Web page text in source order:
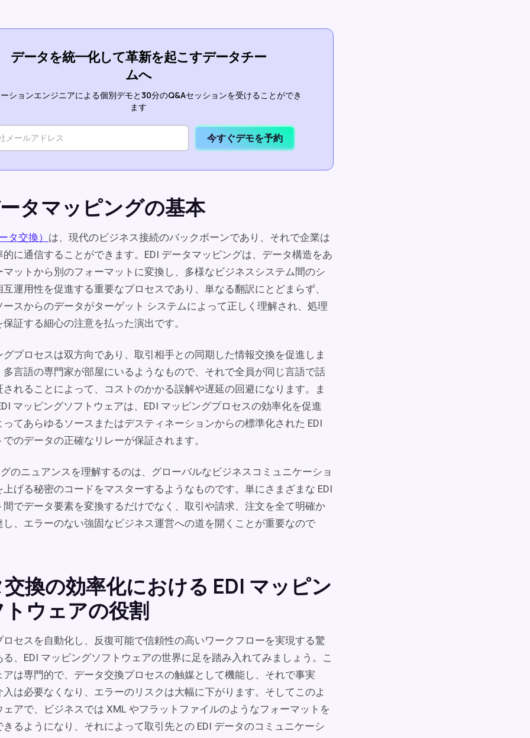
データを統一化して革新を起こすデータチー
ムへ
ションエンジニアによる個別デモと30分のQ&Aセッションを受けることができ
ます
今すぐデモを予約
タマッピングの基本
タ交換） は、現代のビジネス接続のバックボーンであり、それで企業は
的に通信することができます。EDI データマッピングは、データ構造をあ
マットから別のフォーマットに変換し、多様なビジネスシステム間のシ
運用性を促進する重要なプロセスであり、単なる翻訳にとどまらず、
ースからのデータがターゲット システムによって正しく理解され、処理
証する細心の注意を払った演出です。
グプロセスは双方向であり、取引相手との同期した情報交換を促進しま
多言語の専門家が部屋にいるようなもので、それで全員が同じ言語で話
れることによって、コストのかかる誤解や遅延の回避になります。ま
マッピングソフトウェアは、EDI マッピングプロセスの効率化を促進
ってあらゆるソースまたはデスティネーションからの標準化された EDI
のデータの正確なリレーが保証されます。
のニュアンスを理解するのは、グローバルなビジネスコミュニケーショ
上げる秘密のコードをマスターするようなものです。単にさまざまな EDI
間でデータ要素を変換するだけでなく、取引や請求、注文を全て明確か
し、エラーのない強固なビジネス運営への道を開くことが重要なので
換の効率化における EDI マッピン
ウェアの役割
ロセスを自動化し、反復可能で信頼性の高いワークフローを実現する驚
、EDI マッピングソフトウェアの世界に足を踏み入れてみましょう。こ
アは専門的で、データ交換プロセスの触媒として機能し、それで事実
は必要なくなり、エラーのリスクは大幅に下がります。そしてこのよ
ェアで、ビジネスでは XML やフラットファイルのようなフォーマットを
るようになり、それによって取引先との EDI データのコミュニケーシ